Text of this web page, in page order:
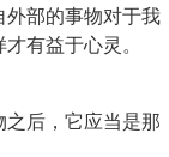
部的事物对于我
有益于心灵。
后，它应当是那